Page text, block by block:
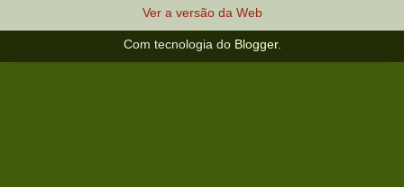
Ver a versão da Web
Com tecnologia do Blogger.